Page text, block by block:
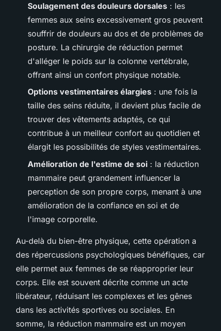
Soulagement des douleurs dorsales : les
femmes aux seins excessivement gros peuvent
souffrir de douleurs au dos et de problèmes de
posture. La chirurgie de réduction permet
d'alléger le poids sur la colonne vertébrale,
offrant ainsi un confort physique notable.
Options vestimentaires élargies : une fois la
taille des seins réduite, il devient plus facile de
trouver des vêtements adaptés, ce qui
contribue à un meilleur confort au quotidien et
élargit les possibilités de styles vestimentaires.
Amélioration de l'estime de soi : la réduction
mammaire peut grandement influencer la
perception de son propre corps, menant à une
amélioration de la confiance en soi et de
l'image corporelle.
Au-delà du bien-être physique, cette opération a
des répercussions psychologiques bénéfiques, car
elle permet aux femmes de se réapproprier leur
corps. Elle est souvent décrite comme un acte
libérateur, réduisant les complexes et les gênes
dans les activités sportives ou sociales. En
somme, la réduction mammaire est un moyen